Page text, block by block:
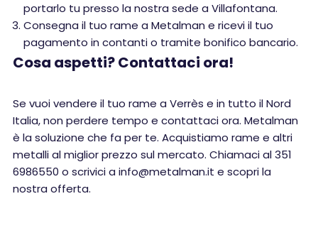
portarlo tu presso la nostra sede a Villafontana.
Consegna il tuo rame a Metalman e ricevi il tuo
pagamento in contanti o tramite bonifico bancario.
Cosa aspetti? Contattaci ora!
Se vuoi vendere il tuo rame a Verrès e in tutto il Nord
Italia, non perdere tempo e contattaci ora. Metalman
è la soluzione che fa per te. Acquistiamo rame e altri
metalli al miglior prezzo sul mercato. Chiamaci al 351
6986550 o scrivici a info@metalman.it e scopri la
nostra offerta.